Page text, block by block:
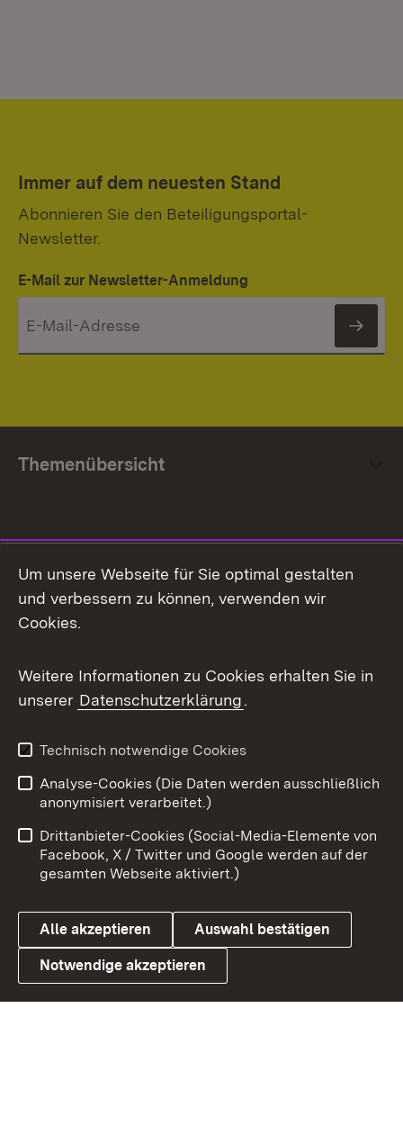
Immer auf dem neuesten Stand
Abonnieren Sie den Beteiligungsportal-
Newsletter.
E-Mail zur Newsletter-Anmeldung
Themenübersicht
Facebook
X / Twitter
Youtube
Link zum Landesportal
Impressum
Kontakt
Barrierefreiheit
Datenschutz
Cookies
Um unsere Webseite für Sie optimal gestalten
und verbessern zu können, verwenden wir
Cookies.
Weitere Informationen zu Cookies erhalten Sie in
unserer Datenschutzerklärung.
Technisch notwendige Cookies
Analyse-Cookies (Die Daten werden ausschließlich
anonymisiert verarbeitet.)
Drittanbieter-Cookies (Social-Media-Elemente von
Facebook, X / Twitter und Google werden auf der
gesamten Webseite aktiviert.)
Alle akzeptieren Auswahl bestätigen
Notwendige akzeptieren